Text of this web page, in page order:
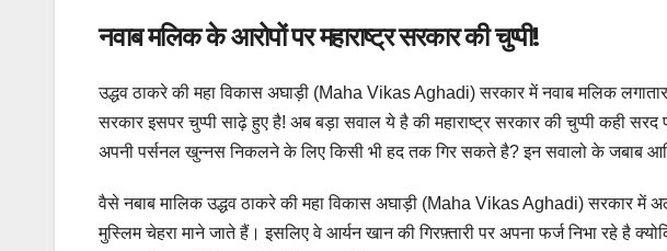
नवाब मलिक के आरोपों पर महाराष्ट्र सरकार की चुप्पी!
उद्धव ठाकरे की महा विकास अघाड़ी (Maha Vikas Aghadi) सरकार में नवाब मलिक
सरकार इसपर चुप्पी साढ़े हुए है! अब बड़ा सवाल ये है की महाराष्ट्र सरकार की चुप्पी कही सरद
अपनी पर्सनल खुन्नस निकलने के लिए किसी भी हद तक गिर सकते है? इन सवालो के जबाब
वैसे नबाब मालिक उद्धव ठाकरे की महा विकास अघाड़ी (Maha Vikas Aghadi) सरकार
मुस्लिम चेहरा माने जाते हैं। इसलिए वे आर्यन खान की गिरफ़्तारी पर अपना फर्ज निभा रहे